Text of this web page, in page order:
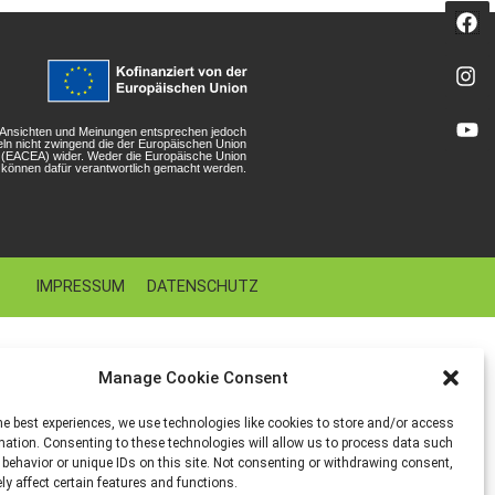
Manage Cookie Consent
best experiences, we use technologies like cookies to store and/or access
Consenting to these technologies will allow us to process data such
or unique IDs on this site. Not consenting or withdrawing consent,
affect certain features and functions.
und Meinungen entsprechen jedoch
nicht zwingend die der Europäischen Union
wider. Weder die Europäische Union
dafür verantwortlich gemacht werden.
IMPRESSUM DATENSCHUTZ